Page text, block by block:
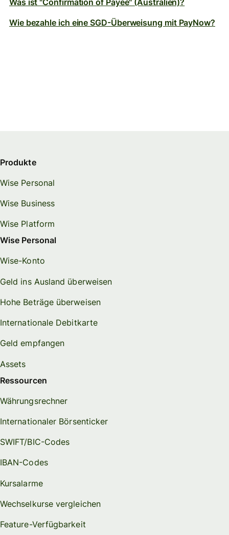
Was ist "Confirmation of Payee" (Australien)?
Wie bezahle ich eine SGD-Überweisung mit PayNow?
Produkte
Wise Personal
Wise Business
Wise Platform
Wise Personal
Wise-Konto
Geld ins Ausland überweisen
Hohe Beträge überweisen
Internationale Debitkarte
Geld empfangen
Assets
Ressourcen
Währungsrechner
Internationaler Börsenticker
SWIFT/BIC-Codes
IBAN-Codes
Kursalarme
Wechselkurse vergleichen
Feature-Verfügbarkeit